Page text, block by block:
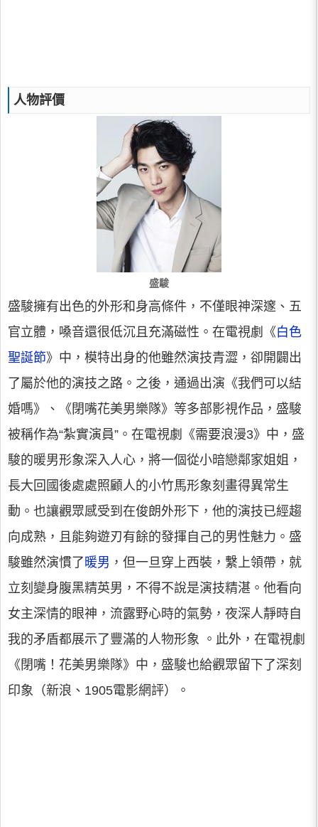
人物評價
盛駿
盛駿擁有出色的外形和身高條件，不僅眼神深邃、五
官立體，嗓音還很低沉且充滿磁性。在電視劇《白色
聖誕節》中，模特出身的他雖然演技青澀，卻開闢出
了屬於他的演技之路。之後，通過出演《我們可以結
婚嗎》、《閉嘴花美男樂隊》等多部影視作品，盛駿
被稱作為“紮實演員”。在電視劇《需要浪漫3》中，盛
駿的暖男形象深入人心，將一個從小暗戀鄰家姐姐，
長大回國後處處照顧人的小竹馬形象刻畫得異常生
動。也讓觀眾感受到在俊朗外形下，他的演技已經趨
向成熟，且能夠遊刃有餘的發揮自己的男性魅力。盛
駿雖然演慣了暖男 ，但一旦穿上西裝，繫上領帶，就
立刻變身腹黑精英男，不得不說是演技精湛。他看向
女主深情的眼神，流露野心時的氣勢，夜深人靜時自
我的矛盾都展示了豐滿的人物形象 。此外，在電視劇
《閉嘴！花美男樂隊》中，盛駿也給觀眾留下了深刻
印象（新浪、1905電影網評）。